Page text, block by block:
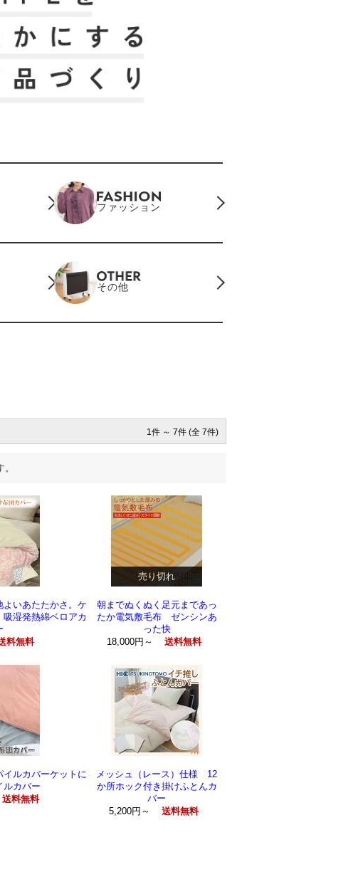
ファッション
その他
1件 ～ 7件 (全 7件)
売り切れ
いあたたかさ。ケ
湿発熱綿ベロアカ
料無料
朝までぬくぬく足元まであっ
たか電気敷毛布 ゼンシンあ
った快
18,000円～
送料無料
ルカバーケットに
ルカバー
送料無料
メッシュ（レース）仕様 12
か所ホック付き掛けふとんカ
バー
5,200円～
送料無料